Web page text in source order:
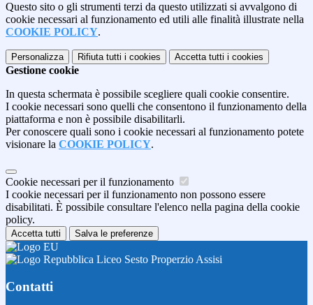
Questo sito o gli strumenti terzi da questo utilizzati si avvalgono di
cookie necessari al funzionamento ed utili alle finalità illustrate nella
COOKIE POLICY.
Personalizza Rifiuta tutti i cookies Accetta tutti i cookies
Gestione cookie
In questa schermata è possibile scegliere quali cookie consentire.
I cookie necessari sono quelli che consentono il funzionamento della
piattaforma e non è possibile disabilitarli.
Per conoscere quali sono i cookie necessari al funzionamento potete
visionare la COOKIE POLICY.
Cookie necessari per il funzionamento
I cookie necessari per il funzionamento non possono essere
disabilitati. È possibile consultare l'elenco nella pagina della cookie
policy.
Accetta tutti Salva le preferenze
Liceo Sesto Properzio Assisi
Contatti